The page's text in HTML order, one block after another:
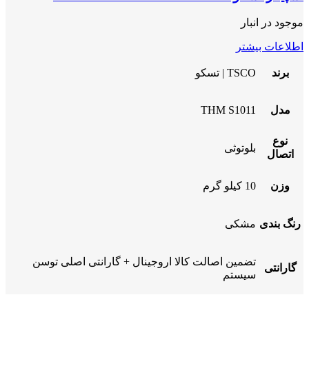
موجود در انبار
اطلاعات بیشتر
برند TSCO | تسکو
مدل THM S1011
نوع
اتصال
بلوتوثی
وزن 10 کیلو گرم
رنگ بندی مشکی
گارانتی
تضمین اصالت کالا اروجینال + گارانتی اصلی توسن
سیستم